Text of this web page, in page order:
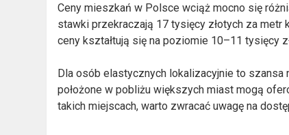
Ceny mieszkań w Polsce wciąż mocno się
stawki przekraczają 17 tysięcy złotych za metr
ceny kształtują się na poziomie 10–11 tysięcy
Dla osób elastycznych lokalizacyjnie to
położone w pobliżu większych miast mogą
takich miejscach, warto zwracać uwagę na